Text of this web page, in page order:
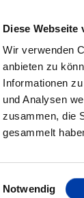
Diese Webseite
Wir verwenden
anbieten zu
Informationen
und Analysen
zusammen, die
gesammelt
Notwendig